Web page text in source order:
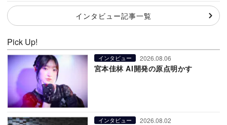
インタビュー記事一覧
Pick Up!
インタビュー 2026.08.06
宮本佳林 AI開発の原点明かす
インタビュー 2026.08.02